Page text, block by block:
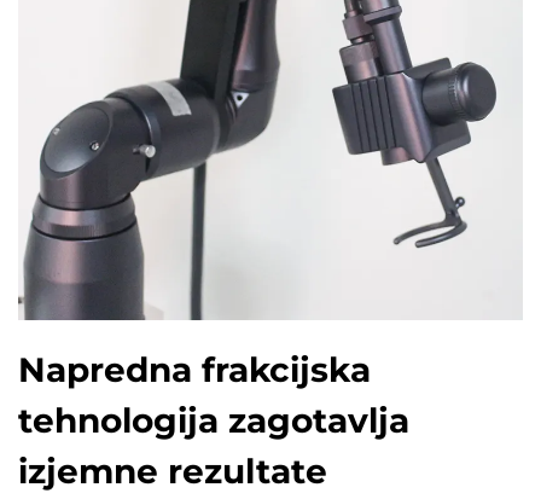
Napredna frakcijska
tehnologija zagotavlja
izjemne rezultate